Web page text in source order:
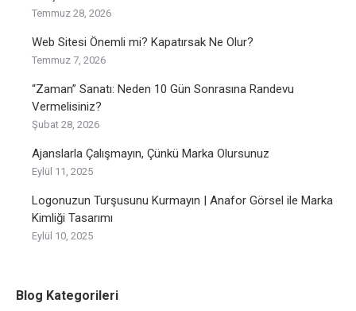
Temmuz 28, 2026
Web Sitesi Önemli mi? Kapatırsak Ne Olur?
Temmuz 7, 2026
“Zaman” Sanatı: Neden 10 Gün Sonrasına Randevu
Vermelisiniz?
Şubat 28, 2026
Ajanslarla Çalışmayın, Çünkü Marka Olursunuz
Eylül 11, 2025
Logonuzun Turşusunu Kurmayın | Anafor Görsel ile Marka
Kimliği Tasarımı
Eylül 10, 2025
Blog Kategorileri